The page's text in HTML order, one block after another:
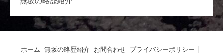
ホーム 無坂の略歴紹介 お問合わせ プライバシーポリシー